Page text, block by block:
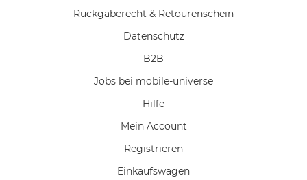
Rückgaberecht & Retourenschein
Datenschutz
B2B
Jobs bei mobile-universe
Hilfe
Mein Account
Registrieren
Einkaufswagen